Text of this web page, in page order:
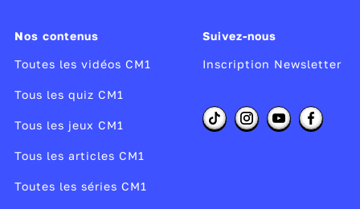
Accédez audocument du cours.
Réalisateur :Didier Fraisse
Producteur :France tv studio
Année de production :
Année de diffusion :
Nos contenus
Toutes les vidéos CM1
Tous les quiz CM1
Tous les jeux CM1
Tous les articles CM1
Toutes les séries CM1
Suivez-nous
Inscription Newsletter